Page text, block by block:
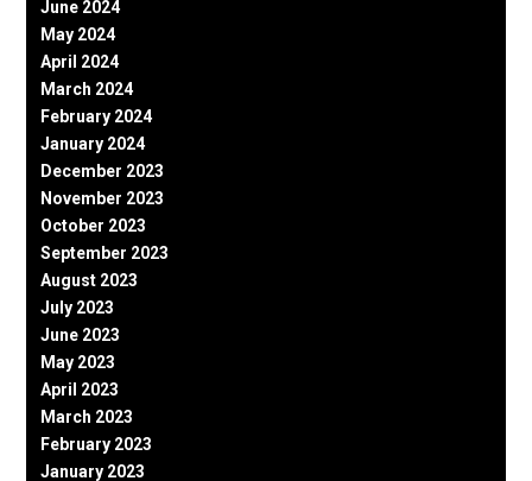
June 2024
May 2024
April 2024
March 2024
February 2024
January 2024
December 2023
November 2023
October 2023
September 2023
August 2023
July 2023
June 2023
May 2023
April 2023
March 2023
February 2023
January 2023